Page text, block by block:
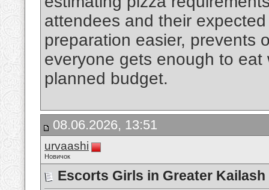
attendees and their
preparation easier, prevents
everyone gets enough to
planned budget.
08.06.2026, 13:51
urvaashi
Новичок
Escorts Girls in Greater Kailash